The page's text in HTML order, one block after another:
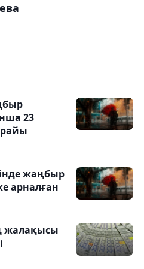
23
райы
жаңбыр
арналған
жалақысы